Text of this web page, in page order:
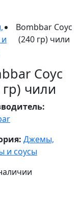
Bombbar Соус
(240 гр) чили
Соус
гр) чили
Джемы,
и соусы